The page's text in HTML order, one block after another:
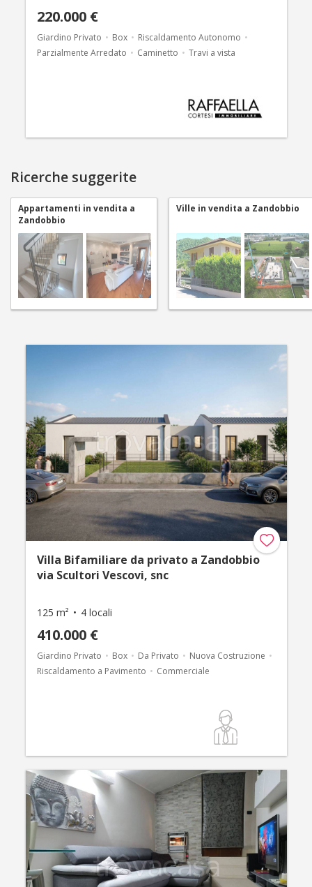
220.000 €
Giardino Privato Box
Riscaldamento Autonomo
Parzialmente Arredato
Caminetto Travi a vista
Ricerche suggerite
Appartamenti in vendita a
Zandobbio
Ville in vendita a Zandobbio
Villa Bifamiliare da privato a Zandobbio
via Scultori Vescovi, snc
125 m² 4 locali
410.000 €
Giardino Privato Box Da Privato
Nuova Costruzione
Riscaldamento a Pavimento
Commerciale